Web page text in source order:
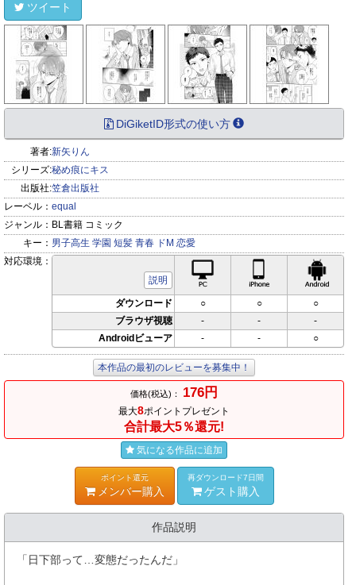
ツイート
DiGiketID形式の使い方
著者:新矢りん
シリーズ:秘め痕にキス
出版社:笠倉出版社
レーベル： equal
ジャンル： BL書籍 コミック
キー： 男子高生 学園 短髪 青春 ドM 恋愛
対応環境：
説明
iPhone対応
ダウンロード ○ ○
○
ブラウザ視聴
- -
-
Androidビューア
- - ○
本作品の最初のレビューを募集中！
価格(税込)： 176円
最大8ポイントプレゼント
合計最大5％還元!
気になる作品に追加
ポイント還元
メンバー購入
再ダウンロード7日間
ゲスト購入
作品説明
「日下部って…変態だったんだ」